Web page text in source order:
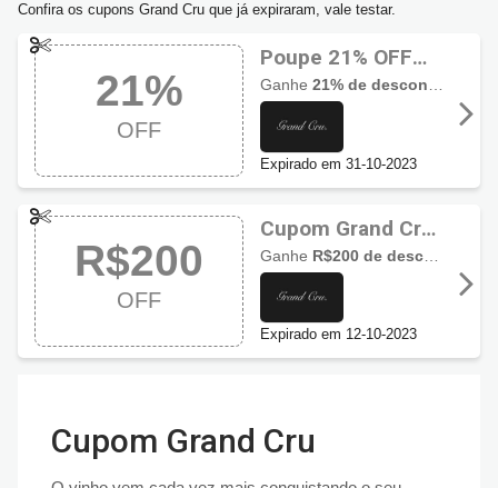
Confira os cupons Grand Cru que já expiraram, vale testar.
21%
OFF
Poupe 21% OFF
usando cupom
Grand Cru
Ganhe21% de desconto
Expirado em 31-10-2023
R$200
OFF
Cupom Grand Cru
R$200 de
desconto
Ganhe R$200 de desconto
Expirado em 12-10-2023
Cupom Grand Cru